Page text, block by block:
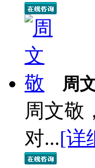
周
周文敬
对...[详